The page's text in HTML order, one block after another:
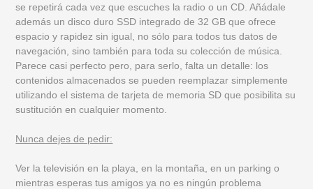
se repetirá cada vez que escuches la radio o un CD. Añádale
además un disco duro SSD integrado de 32 GB que ofrece
espacio y rapidez sin igual, no sólo para todos tus datos de
navegación, sino también para toda su colección de música.
Parece casi perfecto pero, para serlo, falta un detalle: los
contenidos almacenados se pueden reemplazar simplemente
utilizando el sistema de tarjeta de memoria SD que posibilita su
sustitución en cualquier momento.
Nunca dejes de pedir:
Ver la televisión en la playa, en la montaña, en un parking o
mientras esperas tus amigos ya no es ningún problema